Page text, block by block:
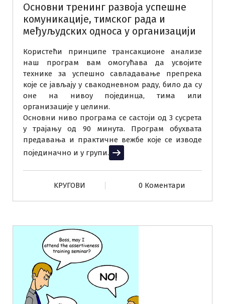
Основни тренинг развоја успешне
комуникације, тимског рада и
међуљудских односа у организацији
Користећи принципе трансакционе анализе
наш програм вам омогућава да усвојите
технике за успешно савладавање препрека
које се јављају у свакодневном раду, било да су
оне на нивоу појединца, тима или
организације у целини.
Основни ниво програма се састоји од 3 сусрета
у трајању од 90 минута. Програм обухвата
предавања и практичне вежбе које се изводе
појединачно и у групи. Прочитај више
KРУГОВИ 0 Коментари